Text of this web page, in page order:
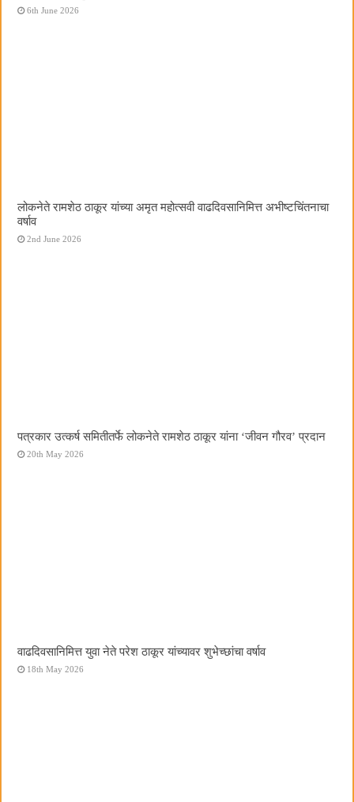
6th June 2026
लोकनेते रामशेठ ठाकूर यांच्या अमृत महोत्सवी वाढदिवसानिमित्त अभीष्टचिंतनाचा
वर्षाव
2nd June 2026
पत्रकार उत्कर्ष समितीतर्फे लोकनेते रामशेठ ठाकूर यांना ‌‘जीवन गौरव‌’ प्रदान
20th May 2026
वाढदिवसानिमित्त युवा नेते परेश ठाकूर यांच्यावर शुभेच्छांचा वर्षाव
18th May 2026